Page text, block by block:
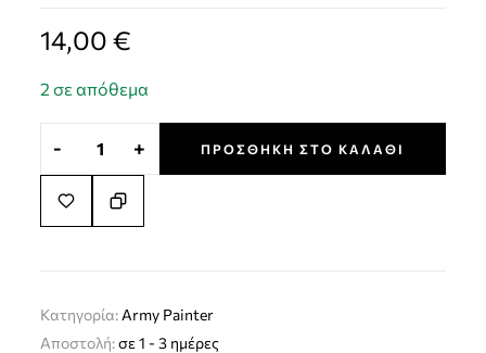
14,00€
2 σε απόθεμα
- + ΠΡΟΣΘΉΚΗ ΣΤΟ ΚΑΛΆΘΙ
Κατηγορία: Army Painter
Αποστολή:σε 1 - 3 ημέρες